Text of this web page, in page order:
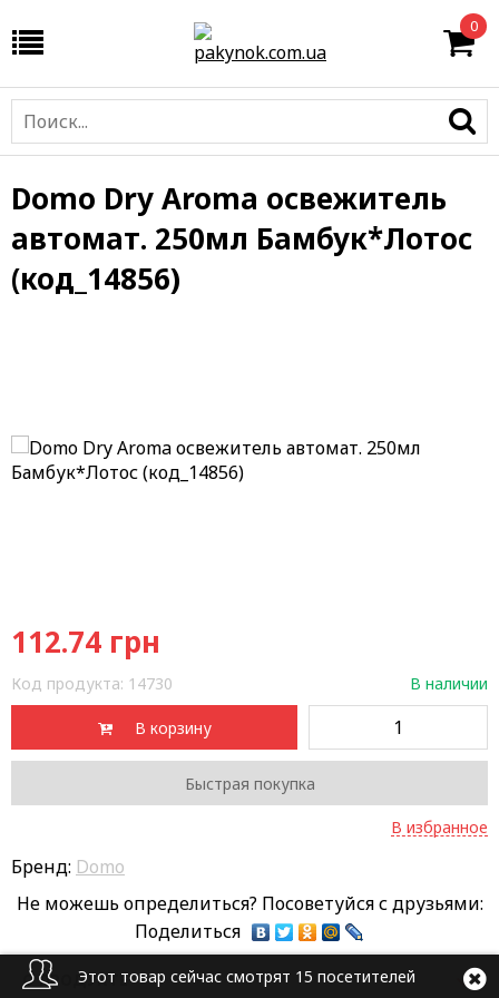
0
Domo Dry Aroma освежитель
автомат. 250мл Бамбук*Лотос
(код_14856)
112.74 грн
Код продукта: 14730 В наличии
В корзину
Быстрая покупка
В избранное
Бренд: Domo
Не можешь определиться? Посоветуйся с друзьями:
Поделиться
О ПРОДУКТЕЭтот товар сейчас смотрят 15 посетителей